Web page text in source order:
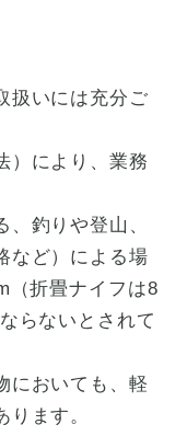
扱いには充分ご
）により、業務
、釣りや登山、
など）による場
（折畳ナイフは8
らないとされて
においても、軽
ます。